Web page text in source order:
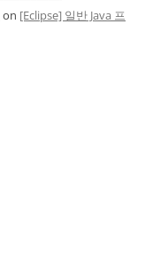
on [Eclipse] 일반 Java 프